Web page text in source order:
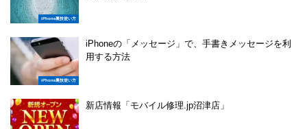
iPhone裏技使い方
iPhone裏技使い方
iPhoneの「メッセージ」で、手書きメッセージを利
用する方法
新店情報「モバイル修理.jp沼津店」